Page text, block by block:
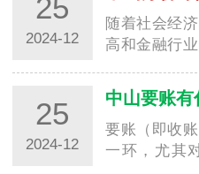
25
2024-12
随着社会经
高和金融行
时，消费…
25
2024-12
要账（即收
一环，尤其